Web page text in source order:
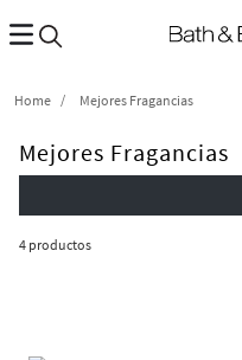
Mejores Fragancias
Mejores Fragancias
4 productos